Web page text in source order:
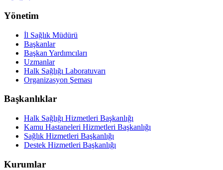
Yönetim
İl Sağlık Müdürü
Başkanlar
Başkan Yardımcıları
Uzmanlar
Halk Sağlığı Laboratuvarı
Organizasyon Şeması
Başkanlıklar
Halk Sağlığı Hizmetleri Başkanlığı
Kamu Hastaneleri Hizmetleri Başkanlığı
Sağlık Hizmetleri Başkanlığı
Destek Hizmetleri Başkanlığı
Kurumlar